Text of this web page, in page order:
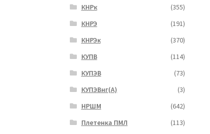
КНРк
(355)
КНРЭ
(191)
КНРЭк
(370)
КУПВ
(114)
КУПЭВ
(73)
КУПЭВнг(А)
(3)
НРШМ
(642)
Плетенка ПМЛ
(113)